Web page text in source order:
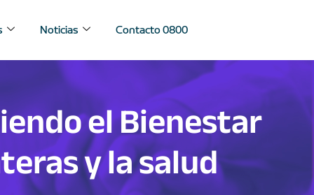
Noticias Contacto 0800
el Bienestar
y la salud